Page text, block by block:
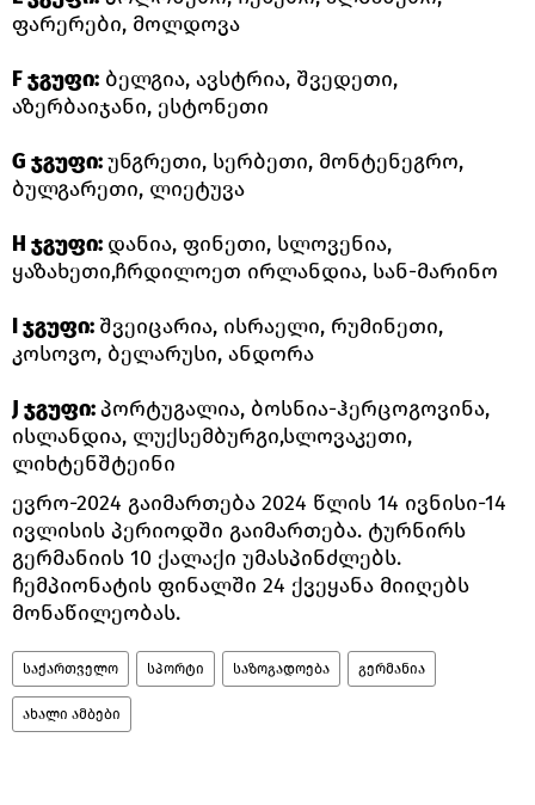
ფარერები, მოლდოვა
F ჯგუფი: ბელგია, ავსტრია, შვედეთი,
აზერბაიჯანი, ესტონეთი
G ჯგუფი:უნგრეთი, სერბეთი, მონტენეგრო,
ბულგარეთი, ლიეტუვა
H ჯგუფი: დანია, ფინეთი, სლოვენია,
ყაზახეთი,ჩრდილოეთ ირლანდია, სან-მარინო
I ჯგუფი: შვეიცარია, ისრაელი, რუმინეთი,
კოსოვო, ბელარუსი, ანდორა
J ჯგუფი:პორტუგალია, ბოსნია-ჰერცოგოვინა,
ისლანდია, ლუქსემბურგი,სლოვაკეთი,
ლიხტენშტეინი
ევრო-2024 გაიმართება 2024 წლის 14 ივნისი-14
ივლისის პერიოდში გაიმართება. ტურნირს
გერმანიის 10 ქალაქი უმასპინძლებს.
ჩემპიონატის ფინალში 24 ქვეყანა მიიღებს
მონაწილეობას.
საქართველო სპორტი საზოგადოება გერმანია
ახალი ამბები